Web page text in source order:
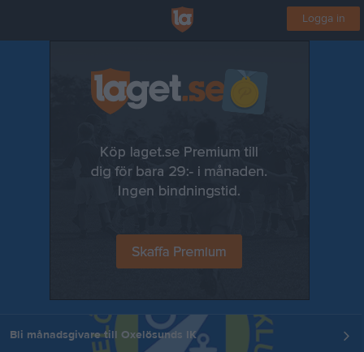
Logga in
Bli månadsgivare till Oxelösunds IK